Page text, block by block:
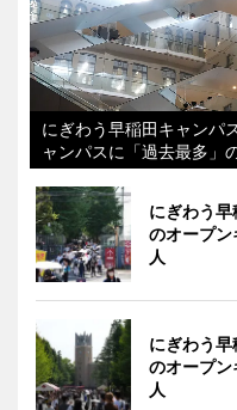
にぎわう早稲田キャンパ
ャンパスに「過去最多」
にぎわう
のオープ
人
にぎわう
のオープ
人